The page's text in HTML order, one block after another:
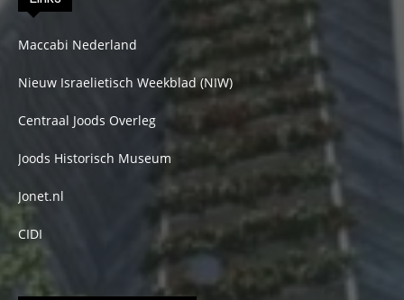
Maccabi Nederland
Nieuw Israelietisch Weekblad (NIW)
Centraal Joods Overleg
Joods Historisch Museum
Jonet.nl
CIDI